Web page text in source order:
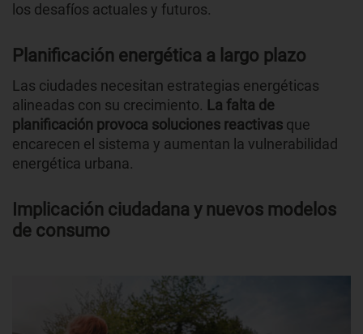
los desafíos actuales y futuros.
Planificación energética a largo plazo
Las ciudades necesitan estrategias energéticas
alineadas con su crecimiento. La falta de
planificación provoca soluciones reactivas que
encarecen el sistema y aumentan la vulnerabilidad
energética urbana.
Implicación ciudadana y nuevos modelos
de consumo